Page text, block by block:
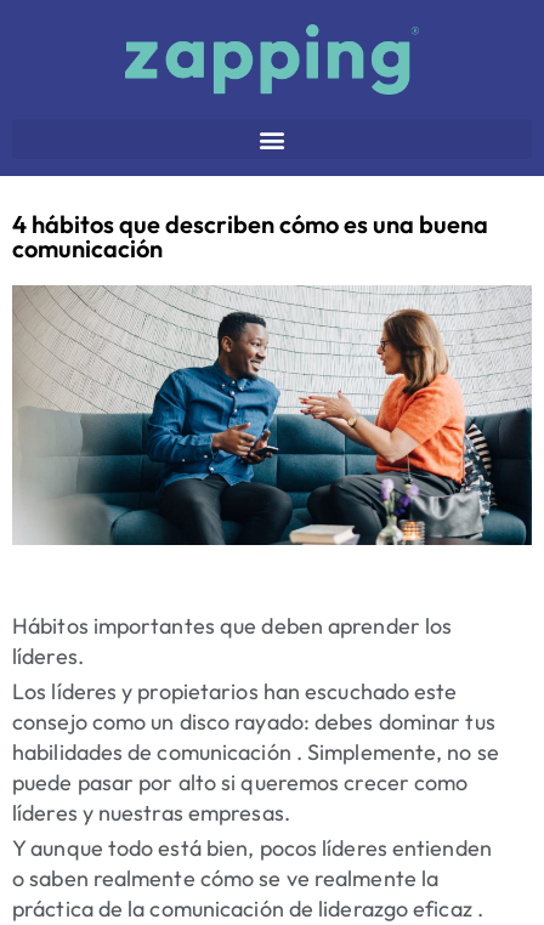
4 hábitos que describen cómo es una buena
comunicación
Hábitos importantes que deben aprender los
líderes.
Los líderes y propietarios han escuchado este
consejo como un disco rayado: debes dominar tus
habilidades de comunicación . Simplemente, no se
puede pasar por alto si queremos crecer como
líderes y nuestras empresas.
Y aunque todo está bien, pocos líderes entienden
o saben realmente cómo se ve realmente la
práctica de la comunicación de liderazgo eficaz .